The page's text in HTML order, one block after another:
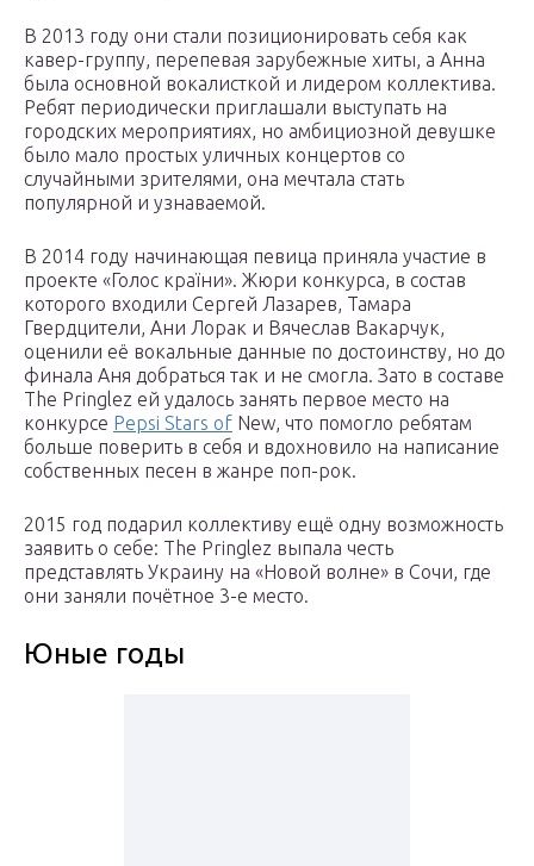
В 2013 году они стали позиционировать себя как
кавер-группу, перепевая зарубежные хиты, а Анна
была основной вокалисткой и лидером коллектива.
Ребят периодически приглашали выступать на
городских мероприятиях, но амбициозной девушке
было мало простых уличных концертов со
случайными зрителями, она мечтала стать
популярной и узнаваемой.
В 2014 году начинающая певица приняла участие в
проекте «Голос країни». Жюри конкурса, в состав
которого входили Сергей Лазарев, Тамара
Гвердцители, Ани Лорак и Вячеслав Вакарчук,
оценили её вокальные данные по достоинству, но до
финала Аня добраться так и не смогла. Зато в составе
The Pringlez ей удалось занять первое место на
конкурсе Pepsi Stars of New, что помогло ребятам
больше поверить в себя и вдохновило на написание
собственных песен в жанре поп-рок.
2015 год подарил коллективу ещё одну возможность
заявить о себе: The Pringlez выпала честь
представлять Украину на «Новой волне» в Сочи, где
они заняли почётное 3-е место.
Юные годы